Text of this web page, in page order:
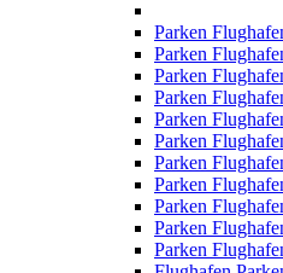
Parken
Parken
Parken
Parken
Parken
Parken
Parken
Parken
Parken
Parken
Parken